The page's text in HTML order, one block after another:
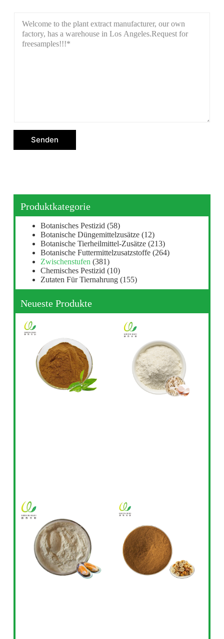
Senden
Produktkategorie
Botanisches Pestizid (58)
Botanische Düngemittelzusätze (12)
Botanische Tierheilmittel-Zusätze (213)
Botanische Futtermittelzusatzstoffe (264)
Zwischenstufen (381)
Chemisches Pestizid (10)
Zutaten Für Tiernahrung (155)
Neueste Produkte